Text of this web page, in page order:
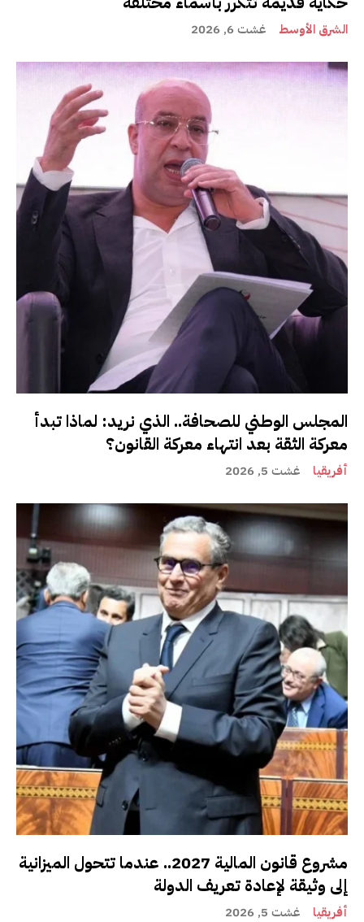
الشرق الأوسط غشت 6, 2026
المجلس الوطني للصحافة.. الذي نريد: لماذا تبدأ
معركة الثقة بعد انتهاء معركة القانون؟
أفريقيا غشت 5, 2026
مشروع قانون المالية 2027.. عندما تتحول الميزانية
إلى وثيقة لإعادة تعريف الدولة
أفريقيا غشت 5, 2026